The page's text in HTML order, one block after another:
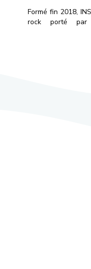
Formé fin 2018,
rock porté par